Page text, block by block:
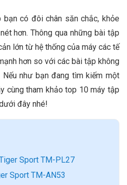
bạn có đôi chân săn chắc, khỏe
hơn. Thông qua những bài tập
lớn từ hệ thống của máy các tế
hơn so với các bài tập không
như bạn đang tìm kiếm một
cùng tham khảo top 10 máy tập
đây nhé!
Sport TM-PL27
Sport TM-AN53